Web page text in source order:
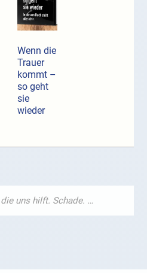
Wenn die
Trauer
kommt –
so geht
sie
wieder